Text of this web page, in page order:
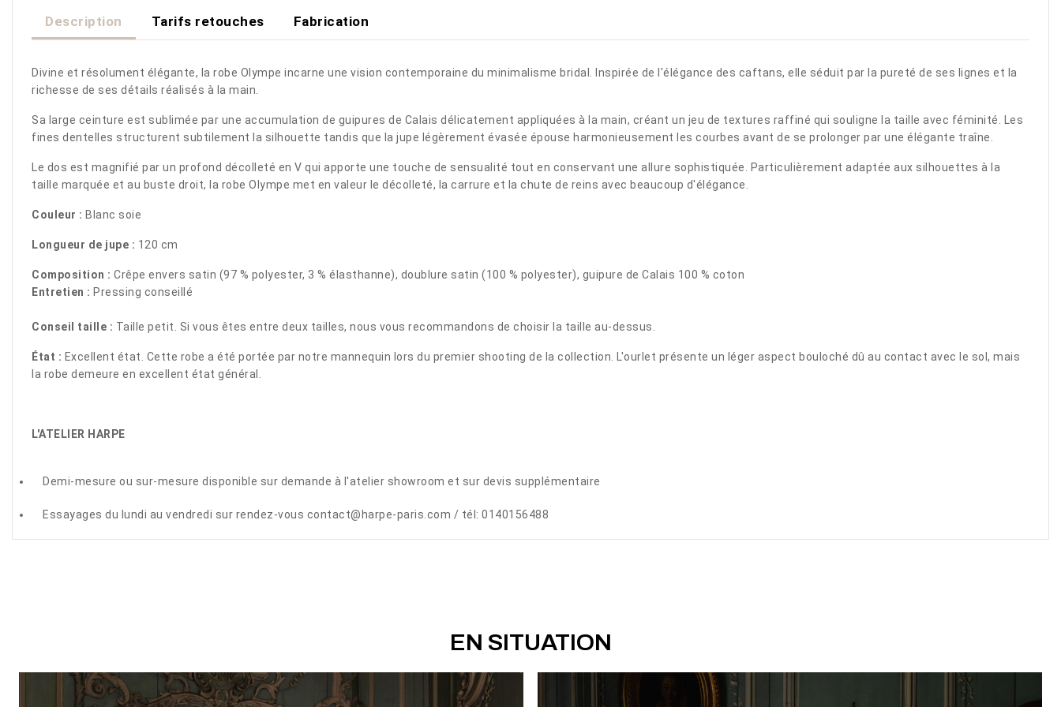
Description Tarifs retouches Fabrication
Divine et résolument élégante, la robe Olympe incarne une vision contemporaine du minimalisme bridal. Inspirée de l'élégance des caftans, elle séduit par la pureté de ses lignes et la
richesse de ses détails réalisés à la main.
Sa large ceinture est sublimée par une accumulation de guipures de Calais délicatement appliquées à la main, créant un jeu de textures raffiné qui souligne la taille avec féminité. Les
fines dentelles structurent subtilement la silhouette tandis que la jupe légèrement évasée épouse harmonieusement les courbes avant de se prolonger par une élégante traîne.
Le dos est magnifié par un profond décolleté en V qui apporte une touche de sensualité tout en conservant une allure sophistiquée. Particulièrement adaptée aux silhouettes à la
taille marquée et au buste droit, la robe Olympe met en valeur le décolleté, la carrure et la chute de reins avec beaucoup d'élégance.
Couleur : Blanc soie
Longueur de jupe : 120 cm
Composition : Crêpe envers satin (97 % polyester, 3 % élasthanne), doublure satin (100 % polyester), guipure de Calais 100 % coton
Entretien : Pressing conseillé
Conseil taille : Taille petit. Si vous êtes entre deux tailles, nous vous recommandons de choisir la taille au-dessus.
État : Excellent état. Cette robe a été portée par notre mannequin lors du premier shooting de la collection. L'ourlet présente un léger aspect bouloché dû au contact avec le sol, mais
la robe demeure en excellent état général.
L'ATELIER HARPE
Demi-mesure ou sur-mesure disponible sur demande à l'atelier showroom et sur devis supplémentaire
Essayages du lundi au vendredi sur rendez-vous contact@harpe-paris.com / tél: 0140156488
EN SITUATION